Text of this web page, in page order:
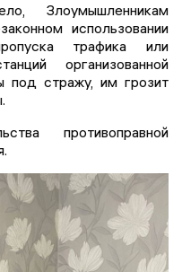
Злоумышленникам
использовании
трафика или
организованной
под стражу, им грозит
противоправной